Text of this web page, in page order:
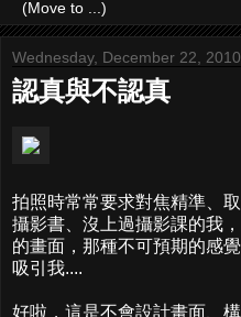
Wednesday, December 22, 2010
認真與不認真
拍照時常常要求對焦精準、
攝影書、沒上過攝影課的我
的畫面，那種不可預期的感
吸引我....
好啦，這是不會設計畫面、